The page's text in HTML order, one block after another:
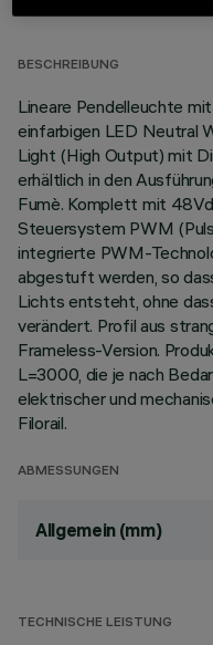
BESCHREIBUNG
Lineare Pendelleuchte
einfarbigen LED Neutral
Light (High Output) mit
erhältlich in den
Fumè. Komplett mit
Steuersystem PWM
integrierte PWM-
abgestuft werden, so
Lichts entsteht, ohne
verändert. Profil aus
Frameless-Version.
L=3000, die je nach
elektrischer und
Filorail.
ABMESSUNGEN
Allgemein (mm)
TECHNISCHE LEISTUNG